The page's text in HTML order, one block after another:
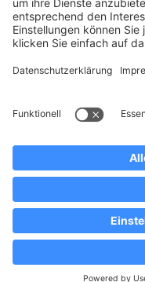
Anreise Schweden
Klicken Sie, um Google
© Copyright - Michael
Impressum
AGB
Cookie-Richtlinie
Translate »